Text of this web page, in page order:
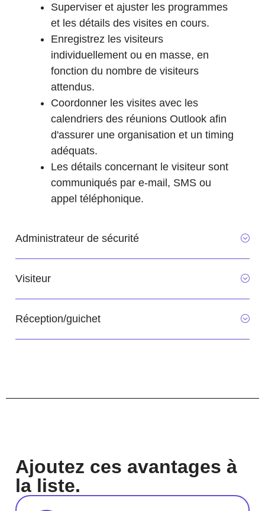
Superviser et ajuster les programmes
et les détails des visites en cours.
Enregistrez les visiteurs
individuellement ou en masse, en
fonction du nombre de visiteurs
attendus.
Coordonner les visites avec les
calendriers des réunions Outlook afin
d'assurer une organisation et un timing
adéquats.
Les détails concernant le visiteur sont
communiqués par e-mail, SMS ou
appel téléphonique.
Administrateur de sécurité
Visiteur
Réception/guichet
Ajoutez ces avantages à
la liste.